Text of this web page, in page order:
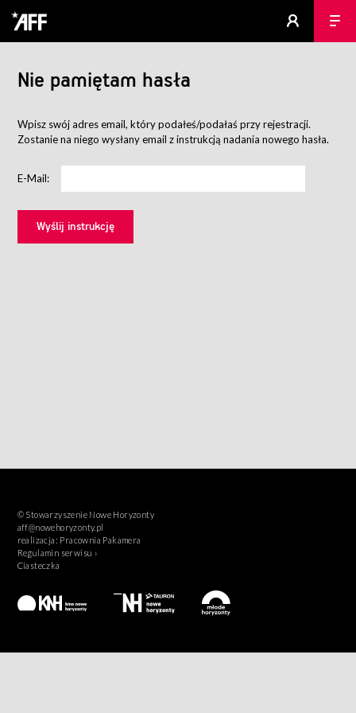
Nie pamiętam hasła
Wpisz swój adres email, który podałeś/podałaś przy rejestracji.
Zostanie na niego wysłany email z instrukcją nadania nowego hasła.
E-Mail:
© Stowarzyszenie Nowe Horyzonty
aff@nowehoryzonty.pl
realizacja: Pracownia Pakamera
Regulamin serwisu ›
Ciasteczka